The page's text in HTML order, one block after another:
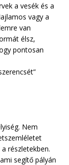
a vesék és a
vagy a
van
élsz,
pontosan
Nem
részletekben.
segítő pályán